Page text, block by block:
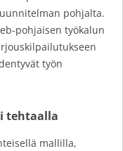
pohjalta.
pohjaisen työkalun
työn
tehtaalla
mallilla,